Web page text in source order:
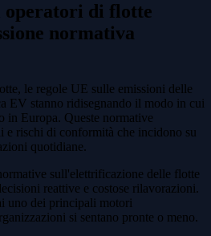
operatori di flotte
normativa
le regole UE sulle emissioni delle
EV stanno ridisegnando il modo in cui
in Europa. Queste normative
e rischi di conformità che incidono su
quotidiane.
sull'elettrificazione delle flotte
reattive e costose rilavorazioni.
uno dei principali motori
si sentano pronte o meno.